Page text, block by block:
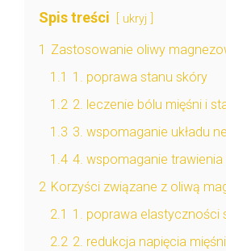
Spis treści ukryj
1 Zastosowanie oliwy
1.1 1. poprawa stanu skóry
1.2 2. leczenie bólu mięśni i
1.3 3. wspomaganie układu
1.4 4. wspomaganie trawienia
2 Korzyści związane z oliwą
2.1 1. poprawa elastyczności
2.2 2. redukcja napięcia